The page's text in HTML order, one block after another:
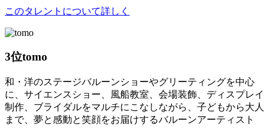
このタレントについて詳しく
3位tomo
和・洋のステージバルーンショーやグリーティングを中心
に、サイエンスショー、風船教室、会場装飾、ディスプレイ
制作、ブライダルをマルチにこなしながら、子どもから大人
まで、夢と感動と笑顔をお届けするバルーンアーティスト